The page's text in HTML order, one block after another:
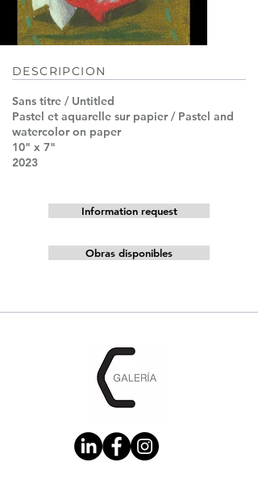
DESCRIPCION
Sans titre / Untitled
Pastel et aquarelle sur papier / Pastel and
watercolor on paper
10" x 7"
2023
Information request
Obras disponibles